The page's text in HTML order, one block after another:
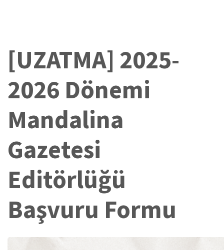
[UZATMA] 2025-
2026 Dönemi
Mandalina
Gazetesi
Editörlüğü
Başvuru Formu